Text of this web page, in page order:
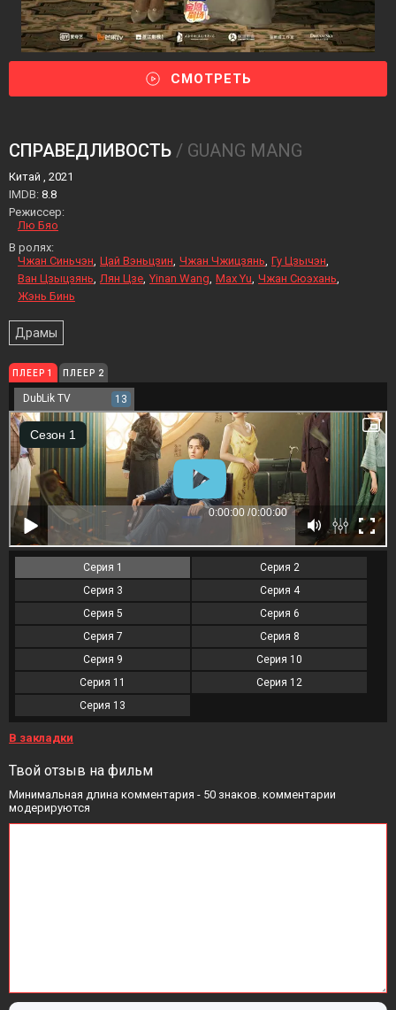
СМОТРЕТЬ
СПРАВЕДЛИВОСТЬ / GUANG MANG
Китай , 2021
IMDB: 8.8
Режиссер:
Лю Бяо
В ролях:
Чжан Синьчэн Цай Вэньцзин Чжан Чжицзянь Гу Цзычэн
Ван Цзыцзянь Лян Цзе Yinan Wang Max Yu Чжан Сюэхань
Жэнь Бинь
Драмы
ПЛЕЕР 1 ПЛЕЕР 2
DubLik TV 13
Серия 1
Серия 2
Серия 3
Серия 4
Серия 5
Серия 6
Серия 7
Серия 8
Серия 9
Серия 10
Серия 11
Серия 12
Серия 13
В закладки
Твой отзыв на фильм
Минимальная длина комментария - 50 знаков. комментарии
модерируются